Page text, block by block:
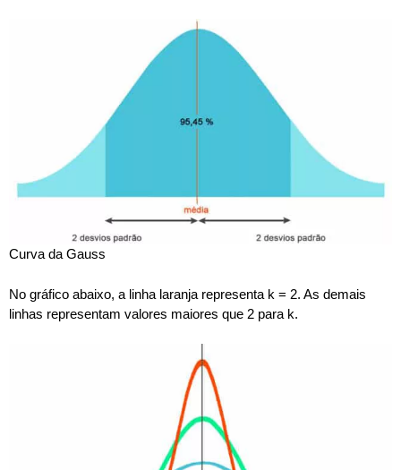
Curva da Gauss
No gráfico abaixo, a linha laranja representa k = 2. As demais
linhas representam valores maiores que 2 para k.